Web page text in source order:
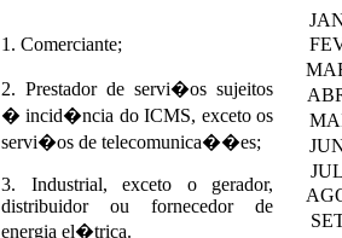
1. Comerciante;
2. Prestador de servi�os sujeitos
� incid�ncia do ICMS, exceto os
servi�os de telecomunica��es;
3. Industrial, exceto o gerador,
distribuidor ou fornecedor de
energia el�trica.